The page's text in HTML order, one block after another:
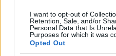
I want to opt-out of
Retention, Sale, and/or
Personal Data that Is
Purposes for which it was
Opted Out